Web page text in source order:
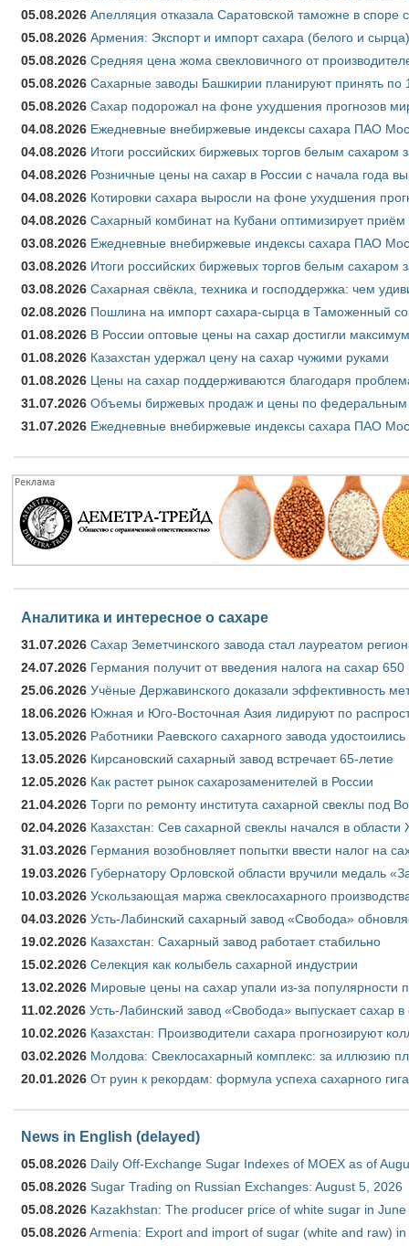
05.08.2026 Апелляция отказала Саратовской таможне в
05.08.2026 Армения: Экспорт и импорт сахара (белого и
05.08.2026 Средняя цена жома свекловичного от
05.08.2026 Сахарные заводы Башкирии планируют принять по
05.08.2026 Сахар подорожал на фоне ухудшения прогнозов
04.08.2026 Ежедневные внебиржевые индексы сахара ПАО
04.08.2026 Итоги российских биржевых торгов белым сахаром
04.08.2026 Розничные цены на сахар в России с начала года
04.08.2026 Котировки сахара выросли на фоне ухудшения
04.08.2026 Сахарный комбинат на Кубани оптимизирует приём
03.08.2026 Ежедневные внебиржевые индексы сахара ПАО
03.08.2026 Итоги российских биржевых торгов белым сахаром
03.08.2026 Сахарная свёкла, техника и господдержка: чем
02.08.2026 Пошлина на импорт сахара-сырца в Таможенный
01.08.2026 В России оптовые цены на сахар достигли
01.08.2026 Казахстан удержал цену на сахар чужими руками
01.08.2026 Цены на сахар поддерживаются благодаря
31.07.2026 Объемы биржевых продаж и цены по федеральным
31.07.2026 Ежедневные внебиржевые индексы сахара ПАО
Аналитика и интересное о сахаре
31.07.2026 Сахар Земетчинского завода стал лауреатом
24.07.2026 Германия получит от введения налога на сахар
25.06.2026 Учёные Державинского доказали эффективность
18.06.2026 Южная и Юго-Восточная Азия лидируют по
13.05.2026 Работники Раевского сахарного завода удостоились
13.05.2026 Кирсановский сахарный завод встречает 65-летие
12.05.2026 Как растет рынок сахарозаменителей в России
21.04.2026 Торги по ремонту института сахарной свеклы под
02.04.2026 Казахстан: Сев сахарной свеклы начался в области
31.03.2026 Германия возобновляет попытки ввести налог на
19.03.2026 Губернатору Орловской области вручили медаль
10.03.2026 Ускользающая маржа свеклосахарного
04.03.2026 Усть-Лабинский сахарный завод «Свобода»
19.02.2026 Казахстан: Сахарный завод работает стабильно
15.02.2026 Селекция как колыбель сахарной индустрии
13.02.2026 Мировые цены на сахар упали из-за популярности
11.02.2026 Усть-Лабинский завод «Свобода» выпускает сахар в
10.02.2026 Казахстан: Производители сахара прогнозируют
03.02.2026 Молдова: Свеклосахарный комплекс: за иллюзию
20.01.2026 От руин к рекордам: формула успеха сахарного
News in English (delayed)
05.08.2026 Daily Off-Exchange Sugar Indexes of MOEX as of
05.08.2026 Sugar Trading on Russian Exchanges: August 5, 2026
05.08.2026 Kazakhstan: The producer price of white sugar in
05.08.2026Armenia: Export and import of sugar (white and raw)